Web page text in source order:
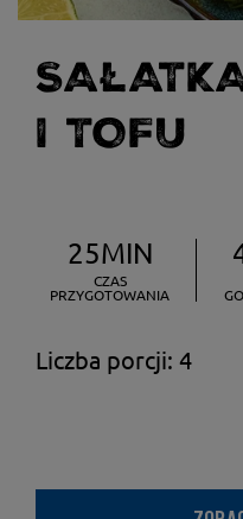
I TOFU
25MIN
CZAS
PRZYGOTOWANIA
Liczba porcji: 4